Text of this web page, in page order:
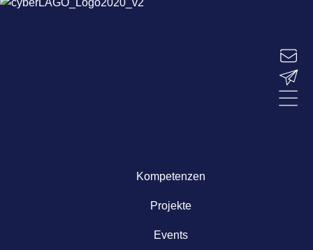
Kompetenzen
Projekte
Events